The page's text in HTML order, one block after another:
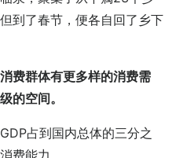
到了春节，便各自回了乡下
费群体有更多样的消费需
的空间。
占到国内总体的三分之
费能力。